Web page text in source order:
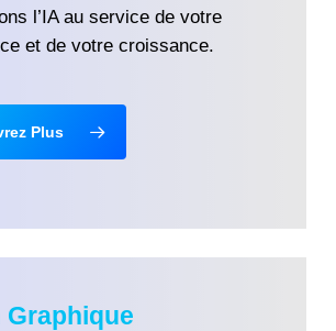
l’IA au service de votre
et de votre croissance.
Plus
Graphique